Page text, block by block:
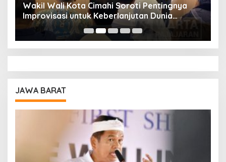
Wakil Wali Kota Cimahi Soroti Pentingnya
Improvisasi untuk Keberlanjutan Dunia
Pendidikan
JAWA BARAT